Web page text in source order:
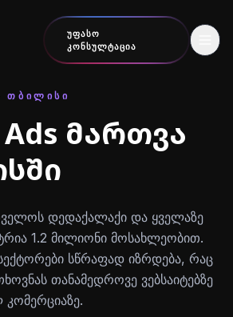
ᲣᲤᲐᲡᲝ
ᲙᲝᲜᲡᲣᲚᲢᲐᲪᲘᲐ
ᲗᲑᲘᲚᲘᲡᲘ
Ads მართვა
დედაქალაქი და ყველაზე
1.2 მილიონი მოსახლეობით.
სწრაფად იზრდება, რაც
თანამედროვე ვებსაიტებზე